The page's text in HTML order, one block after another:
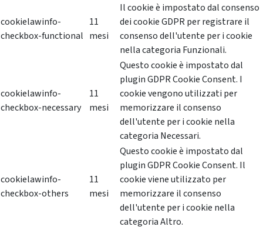
cookielawinfo-
checkbox-functional
11
mesi
Il cookie è impostato dal consenso
dei cookie GDPR per registrare il
consenso dell'utente per i cookie
nella categoria Funzionali.
cookielawinfo-
checkbox-necessary
11
mesi
Questo cookie è impostato dal
plugin GDPR Cookie Consent. I
cookie vengono utilizzati per
memorizzare il consenso
dell'utente per i cookie nella
categoria Necessari.
cookielawinfo-
checkbox-others
11
mesi
Questo cookie è impostato dal
plugin GDPR Cookie Consent. Il
cookie viene utilizzato per
memorizzare il consenso
dell'utente per i cookie nella
categoria Altro.